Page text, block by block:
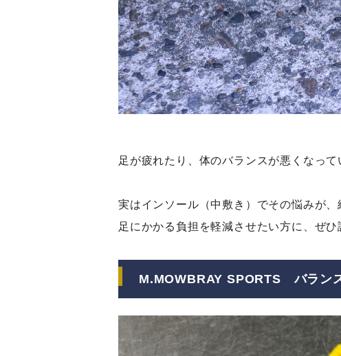
足が疲れたり、体のバランスが悪くなっ
実はインソール（中敷き）でその悩みが、
足にかかる負担を軽減させたい方に、ぜ
M.MOWBRAY SPORTS バラン